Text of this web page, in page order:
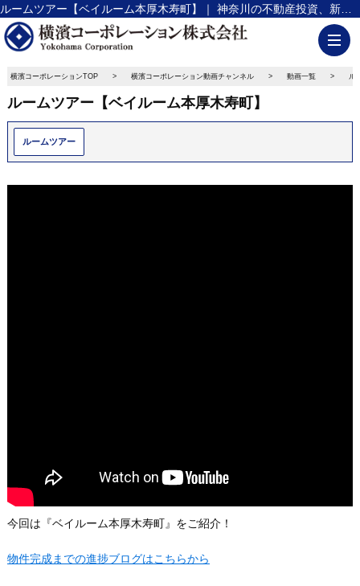
横濱コーポレーションTOP 横濱コーポレーション動画チャンネル 動画一覧 ル
ルームツアー【ベイルーム本厚木寿町】
ルームツアー
今回は『ベイルーム本厚木寿町』をご紹介！
物件完成までの進捗ブログはこちらから